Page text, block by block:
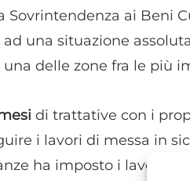
Sovrintendenza ai Beni
una situazione
una delle zone fra le più
di trattative con i
i lavori di messa in
ha imposto i lavori di